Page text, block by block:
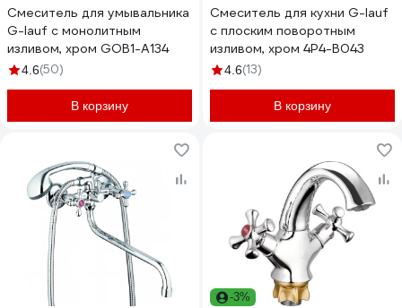
Смеситель для умывальника
G-lauf с монолитным
изливом, хром GOB1-A134
4.6(50)
В корзину
Смеситель для кухни G-lauf
с плоским поворотным
изливом, хром 4P4-B043
4.6(13)
В корзину
-3%